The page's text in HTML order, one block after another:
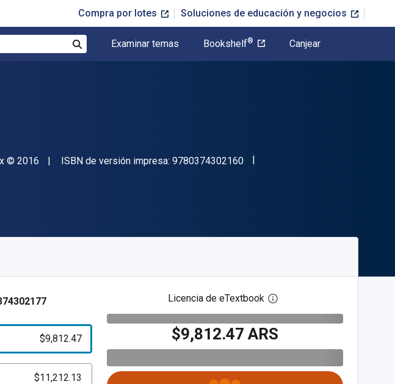
Compra por lotes Soluciones de educación y negocios
Examinar temas Bookshelf® Canjear
Copyright
© 2016 ISBN de versión impresa: 9780374302160"ISBN-13 9780374302160"
$9,812.47
$11,212.13
Licencia de eTextbook Abre el cuadro de diálogo
$9,812.47 ARS